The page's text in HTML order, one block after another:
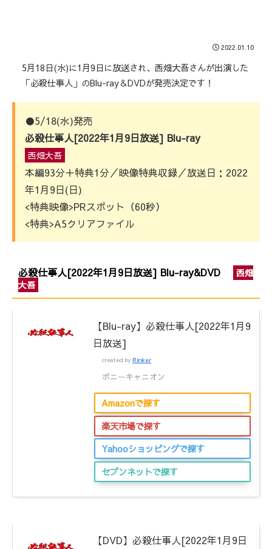
2022.01.10
5月18日(水)に1月9日に放送され、西畑大吾さんが出演した
「必殺仕事人」のBlu-ray＆DVDが発売決定です！
●5/18(水)発売
必殺仕事人[2022年1月9日放送] Blu-ray
西畑大吾
本編93分＋特典1分／映像特典収録／放送日：2022
年1月9日(日)
<特典映像>PRスポット（60秒）
<特典>A5クリアファイル
必殺仕事人[2022年1月9日放送] Blu-ray&DVD
西畑
大吾
【Blu-ray】必殺仕事人[2022年1月9
日放送]
created by Rinker
ポニーキャニオン
Amazonで探す
楽天市場で探す
Yahooショッピングで探す
セブンネットで探す
【DVD】必殺仕事人[2022年1月9日